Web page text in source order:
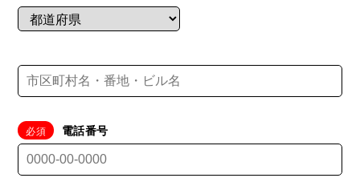
電話番号